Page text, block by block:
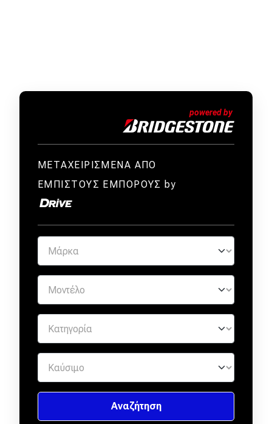
ΜΕΤΑΧΕΙΡΙΣΜΕΝΑ ΑΠΟ
ΕΜΠΙΣΤΟΥΣ ΕΜΠΟΡΟΥΣ by